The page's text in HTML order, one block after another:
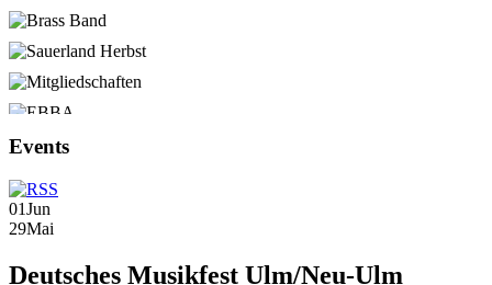
Events
01Jun
29Mai
Deutsches Musikfest Ulm/Neu-Ulm